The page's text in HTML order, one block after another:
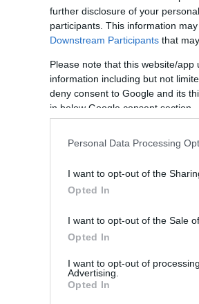
further disclosure of your
participants. This information
Downstream Participants that
Please note that this website/
information including but not
deny consent to Google and its
in below Google consent section.
Personal Data Processing
I want to opt-out of the
Opted In
I want to opt-out of the Sale
Opted In
I want to opt-out of
Advertising.
Opted In